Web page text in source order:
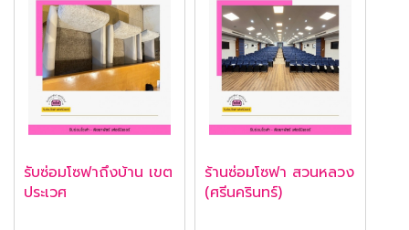
รับซ่อมโซฟาถึงบ้าน เขต
ประเวศ
ร้านซ่อมโซฟา สวนหลวง
(ศรีนครินทร์)